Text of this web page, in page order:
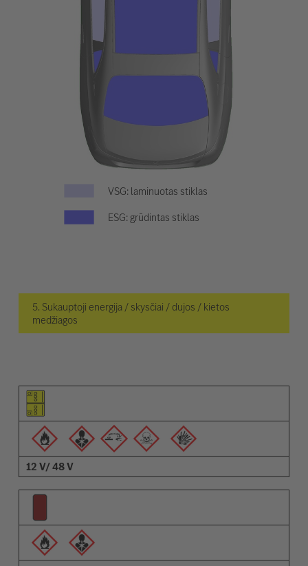
VSG: laminuotas stiklas
ESG: grūdintas stiklas
5. Sukauptoji energija / skysčiai / dujos / kietos
medžiagos
Elemento piktograma
Įspėjimų piktogramos
Aprašymas
12 V/ 48 V